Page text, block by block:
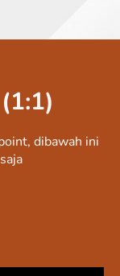
dibawah ini